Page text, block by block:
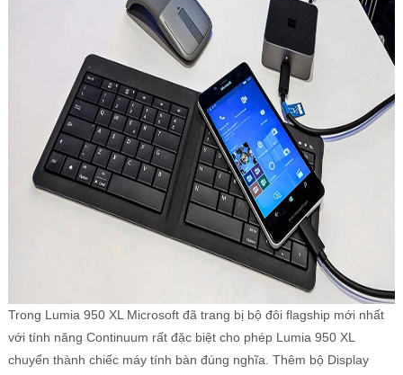
Trong Lumia 950 XL Microsoft đã trang bị bộ đôi flagship mới nhất
với tính năng Continuum rất đặc biệt cho phép Lumia 950 XL
chuyển thành chiếc máy tính bàn đúng nghĩa. Thêm bộ Display